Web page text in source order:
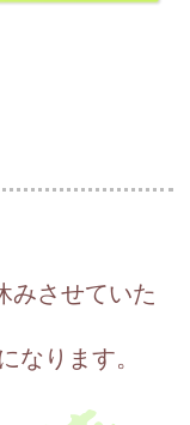
みさせていた
なります。